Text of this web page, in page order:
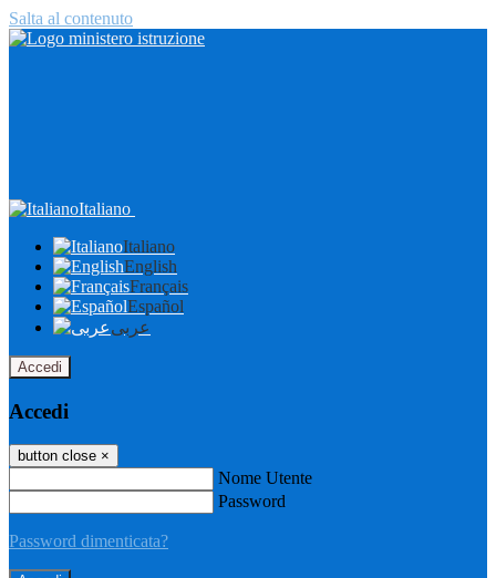
Salta al contenuto
Italiano
Italiano
English
Français
Español
عربى
Accedi
Accedi
button close ×
Nome Utente
Password
Password dimenticata?